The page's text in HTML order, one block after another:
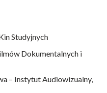
Studyjnych
Dokumentalnych i
– Instytut Audiowizualny,